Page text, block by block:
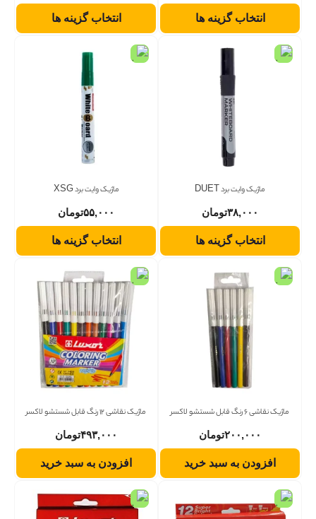
انتخاب گزینه ها انتخاب گزینه ها
ماژیک وایت برد DUET
۳۸,۰۰۰تومان
انتخاب گزینه ها
ماژیک وایت برد XSG
۵۵,۰۰۰تومان
انتخاب گزینه ها
ماژیک نقاشی 6 رنگ قابل شستشو لاکسر
۲۰۰,۰۰۰تومان
افزودن به سبد خرید
ماژیک نقاشی 12 رنگ قابل شستشو لاکسر
۴۹۳,۰۰۰تومان
افزودن به سبد خرید